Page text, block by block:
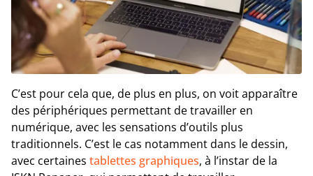
C’est pour cela que, de plus en plus, on voit apparaître
des périphériques permettant de travailler en
numérique, avec les sensations d’outils plus
traditionnels. C’est le cas notamment dans le dessin,
avec certaines tablettes graphiques, à l’instar de la